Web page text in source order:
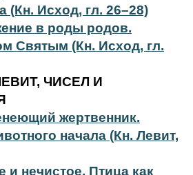
(Кн. Исход, гл. 26–28)
в роды родов.
Святым (Кн. Исход, гл.
ЧИСЕЛ И
жертвенник.
начала (Кн. Левит,
и нечистое. Птица как